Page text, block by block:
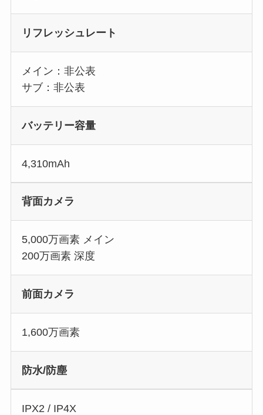
リフレッシュレート
メイン：非公表
サブ：非公表
バッテリー容量
4,310mAh
背面カメラ
5,000万画素 メイン
200万画素 深度
前面カメラ
1,600万画素
防水/防塵
IPX2 / IP4X